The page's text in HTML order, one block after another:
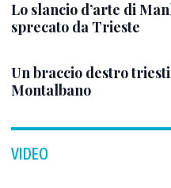
Lo slancio d’arte di
sprecato da Trieste
Un braccio destro
Montalbano
VIDEO